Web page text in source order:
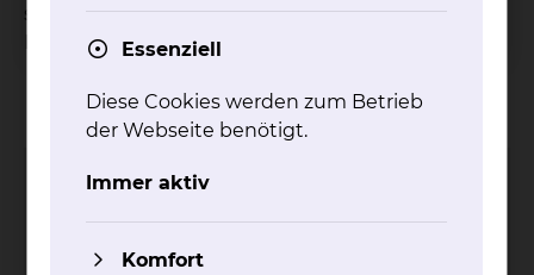
stattfindenden Spielnachmittag steht jeder
Patientin bzw. jedem Patienten frei.
Bildnachweise
Entgelttransparenz
Cookie Einstellungen
Essenziell
Diese Cookies werden zum Betrieb
der Webseite benötigt.
Immer aktiv
Komfort